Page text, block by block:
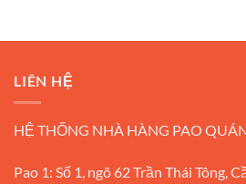
LIÊN HỆ
HỆ THỐNG NHÀ HÀNG PAO
Pao 1: Số 1, ngõ 62 Trần Thái Tông,